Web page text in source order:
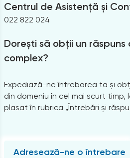
Centrul de Asistență și
022 822 024
Dorești să obții un răspuns
complex?
Expediază-ne întrebarea ta și
din domeniu în cel mai scurt
plasat în rubrica „Întrebări și
Adresează-ne o întrebare